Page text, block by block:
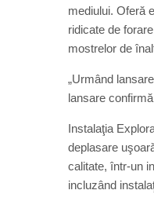
mediului. Oferă
ridicate de
mostrelor de
„Urmând
lansare
Instalaţia
deplasare
calitate, într-un
incluzând